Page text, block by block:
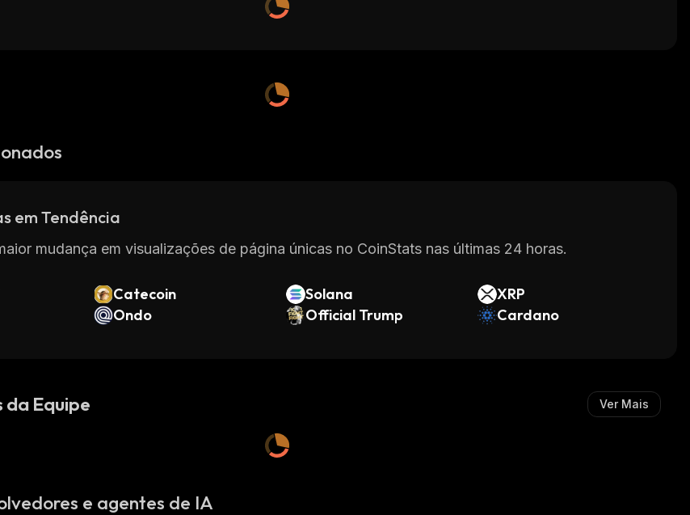
em Tendência
mudança em visualizações de página únicas no CoinStats nas últimas 24 horas.
Catecoin Solana
XRP
Ondo Official Trump Cardano
Equipe Ver Mais
e agentes de IA